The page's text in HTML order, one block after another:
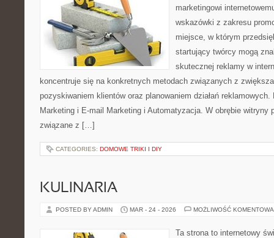
marketingowi
wskazówki z zakresu
miejsce, w którym
startujący twórcy mogą
skutecznej reklamy w
koncentruje się na konkretnych metodach związanych z
pozyskiwaniem klientów oraz planowaniem działań
Marketing i E-mail Marketing i Automatyzacja. W obrębie witryny
związane z […]
CATEGORIES: DOMOWE TRIKI I DIY
KULINARIA
POSTED BY ADMIN MAR - 24 - 2026 MOŻLIWOŚĆ
Ta strona to internetowy